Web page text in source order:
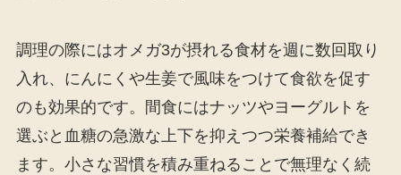
調理の際にはオメガ3が摂れる食材を週に数回取り
入れ、にんにくや生姜で風味をつけて食欲を促す
のも効果的です。間食にはナッツやヨーグルトを
選ぶと血糖の急激な上下を抑えつつ栄養補給でき
ます。小さな習慣を積み重ねることで無理なく続